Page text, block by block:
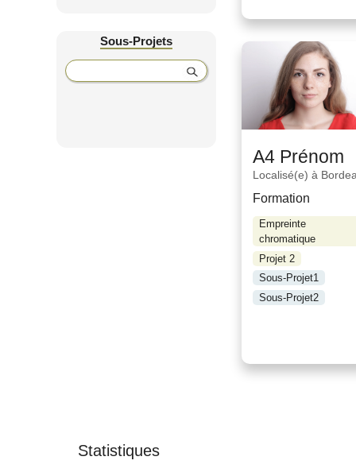
Sous-Projets
A4 Prénom
Localisé(e) à
Formation
Empreinte
chromatique
Projet 2
Sous-Projet1
Sous-Projet2
Statistiques